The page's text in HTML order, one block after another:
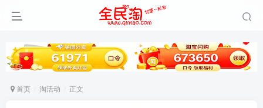
首页 淘活动 正文